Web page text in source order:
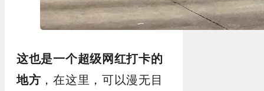
这也是一个超级网红打卡的
地方 ，在这里，可以漫无目